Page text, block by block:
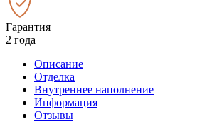
Гарантия
2 года
Описание
Отделка
Внутреннее наполнение
Информация
Отзывы